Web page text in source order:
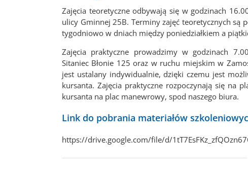
Zajęcia teoretyczne odbywają się w godzinach
ulicy Gminnej 25B. Terminy zajęć teoretycznych są
tygodniowo w dniach między poniedziałkiem a
Zajęcia praktyczne prowadzimy w godzinach
Sitaniec Błonie 125 oraz w ruchu miejskim w
jest ustalany indywidualnie, dzięki czemu jest
kursanta. Zajęcia praktyczne rozpoczynają się na
kursanta na plac manewrowy, spod naszego biura.
Link do pobrania materiałów
https://drive.google.com/file/d/